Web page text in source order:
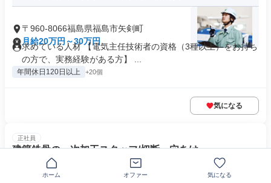
〒960-8066福島県福島市矢剣町
月給20万円～30万円
求めている人材 【電気主任技術者の資格（3種以上）をお持ち
の方で、実務経験がある方】 ...
年間休日120日以上 +20個
気になる
正社員
建築鉄骨の一次加工スタッフ/切断・穴あけ
株式会社ビクセル
【正社員】有給消化率高め！未経験OK／資格取得支援制度あり
ホーム オファー 気になる